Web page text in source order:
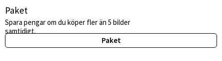
Paket
Spara pengar om du köper fler än 5 bilder
samtidigt.
Paket